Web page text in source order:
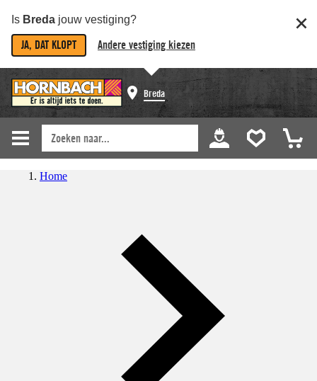
Is Breda jouw vestiging?
JA, DAT KLOPT Andere vestiging kiezen
Breda
Home